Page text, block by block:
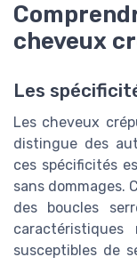
cheveux
Les
Les cheveux
distingue des
ces spécificités
sans dommages.
des boucles
susceptibles de